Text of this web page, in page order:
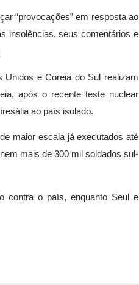
“provocações” em resposta ao
insolências, seus comentários e
Unidos e Coreia do Sul realizam
após o recente teste nuclear
ao país isolado.
maior escala já executados até
mais de 300 mil soldados sul-
contra o país, enquanto Seul e